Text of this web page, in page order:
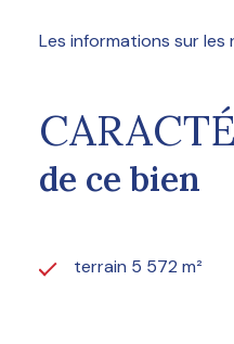
Les informations sur
de ce bien
terrain 5 572 m²